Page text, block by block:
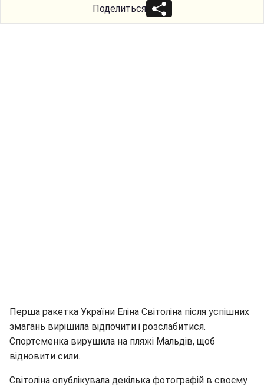
Поделиться
Перша ракетка України Еліна Світоліна після успішних
змагань вирішила відпочити і розслабитися.
Спортсменка вирушила на пляжі Мальдів, щоб
відновити сили.
Світоліна опублікувала декілька фотографій в своєму